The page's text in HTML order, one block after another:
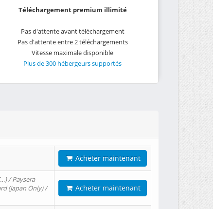
Téléchargement premium illimité
Pas d'attente avant téléchargement
Pas d'attente entre 2 téléchargements
Vitesse maximale disponible
Plus de 300 hébergeurs supportés
Acheter maintenant
/ Paysera
(Japan Only) /
Acheter maintenant